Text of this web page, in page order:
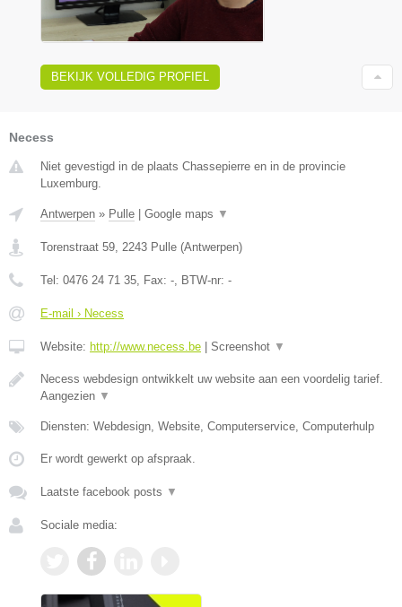
BEKIJK VOLLEDIG PROFIEL
Necess
Niet gevestigd in de plaats Chassepierre en in de provincie
Luxemburg.
Antwerpen » Pulle Google maps ▼
Torenstraat 59 2243 Pulle (Antwerpen)
Tel: 0476 24 71 35 , Fax: - , BTW-nr: -
E-mail › Necess
Website: http://www.necess.be Screenshot ▼
Necess webdesign ontwikkelt uw website aan een voordelig tarief.
Aangezien ▼
Diensten: Webdesign, Website, Computerservice, Computerhulp
Er wordt gewerkt op afspraak.
Laatste facebook posts ▼
Sociale media: